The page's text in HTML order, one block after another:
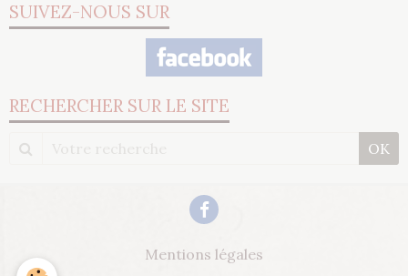
SUIVEZ-NOUS SUR
RECHERCHER SUR LE SITE
OK
Mentions légales